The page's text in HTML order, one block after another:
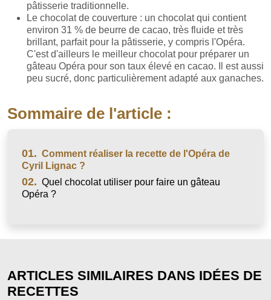
pâtisserie traditionnelle.
Le chocolat de couverture : un chocolat qui contient
environ 31 % de beurre de cacao, très fluide et très
brillant, parfait pour la pâtisserie, y compris l'Opéra.
C'est d'ailleurs le meilleur chocolat pour préparer un
gâteau Opéra pour son taux élevé en cacao. Il est aussi
peu sucré, donc particulièrement adapté aux ganaches.
Sommaire de l'article :
01. Comment réaliser la recette de l'Opéra de
Cyril Lignac ?
02. Quel chocolat utiliser pour faire un gâteau
Opéra ?
ARTICLES SIMILAIRES DANS IDÉES DE
RECETTES